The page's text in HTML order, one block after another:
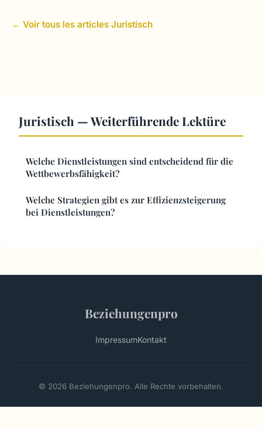
← Voir tous les articles Juristisch
Juristisch — Weiterführende Lektüre
Welche Dienstleistungen sind entscheidend für die
Wettbewerbsfähigkeit?
Welche Strategien gibt es zur Effizienzsteigerung
bei Dienstleistungen?
Beziehungenpro
ImpressumKontakt
© 2026 Beziehungenpro. Alle Rechte vorbehalten.